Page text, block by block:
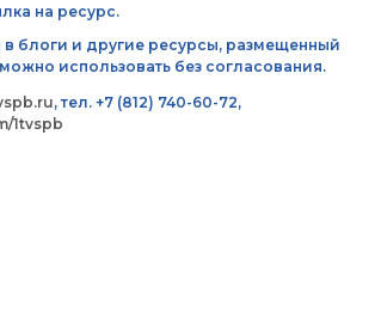
на ресурс.
в блоги и другие ресурсы, размещенный
использовать без согласования.
, тел. +7 (812) 740-60-72,
1tvspb